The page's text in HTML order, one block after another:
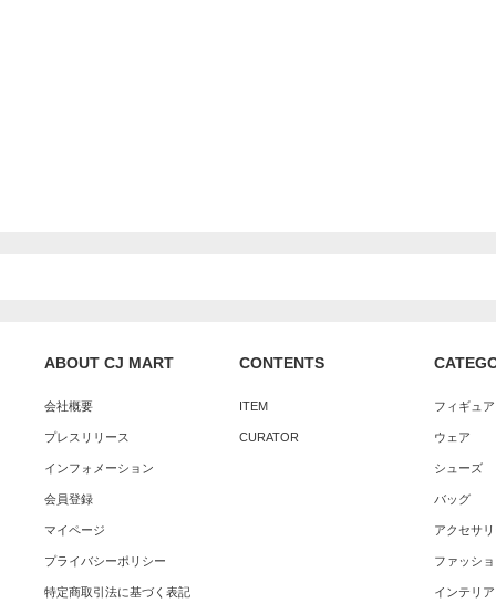
ABOUT CJ MART
会社概要
プレスリリース
インフォメーション
会員登録
マイページ
プライバシーポリシー
特定商取引法に基づく表記
CONTENTS
ITEM
CURATOR
フィギュ
ウェア
シューズ
バッグ
アクセサ
ファッシ
インテリア